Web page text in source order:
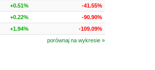
+0.51%
-41.55%
+0.22%
-90.90%
+1.94%
-109.09%
porównaj na wykresie »